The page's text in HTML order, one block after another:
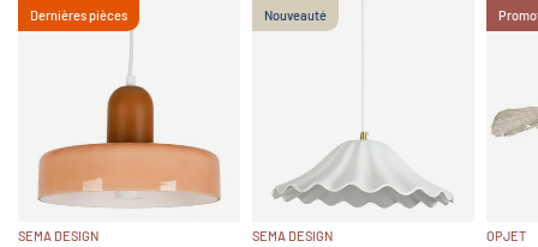
Dernières pièces
SEMA DESIGN
Nouveauté
SEMA DESIGN
OPJET